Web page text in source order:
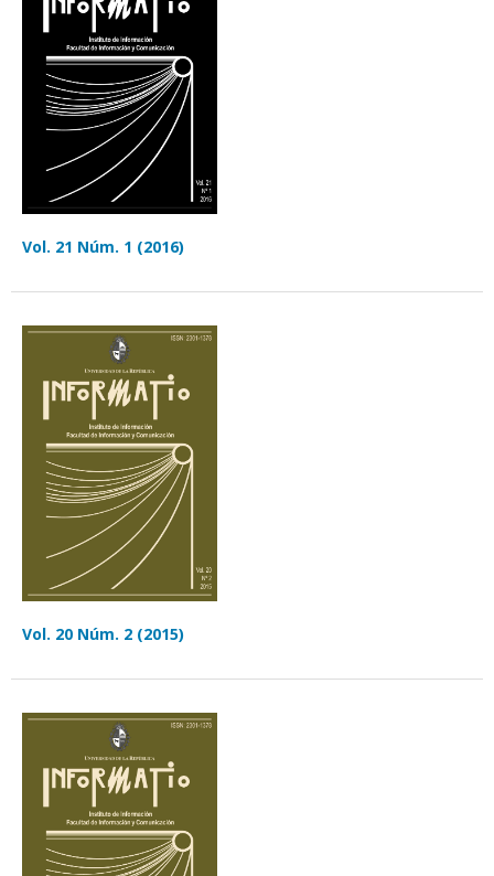
Vol. 21 Núm. 1 (2016)
Vol. 20 Núm. 2 (2015)